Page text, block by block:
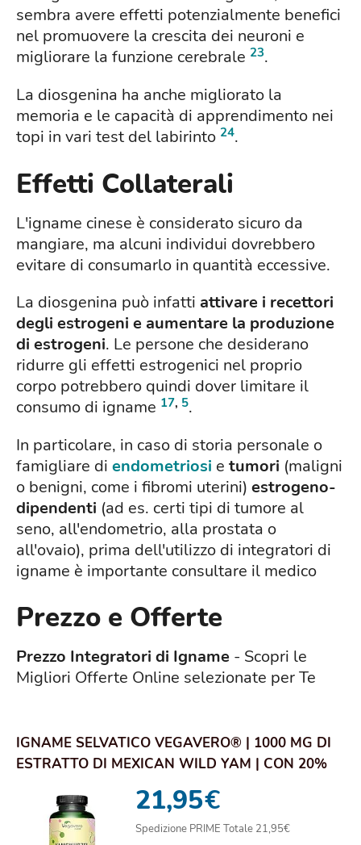
sembra avere effetti potenzialmente benefici
nel promuovere la crescita dei neuroni e
migliorare la funzione cerebrale 23.
La diosgenina ha anche migliorato la
memoria e le capacità di apprendimento nei
topi in vari test del labirinto 24.
Effetti Collaterali
L'igname cinese è considerato sicuro da
mangiare, ma alcuni individui dovrebbero
evitare di consumarlo in quantità eccessive.
La diosgenina può infatti attivare i recettori
degli estrogeni e aumentare la produzione
di estrogeni. Le persone che desiderano
ridurre gli effetti estrogenici nel proprio
corpo potrebbero quindi dover limitare il
consumo di igname 17, 5.
In particolare, in caso di storia personale o
famigliare di endometriosi e tumori (maligni
o benigni, come i fibromi uterini) estrogeno-
dipendenti (ad es. certi tipi di tumore al
seno, all'endometrio, alla prostata o
all'ovaio), prima dell'utilizzo di integratori di
igname è importante consultare il medico
Prezzo e Offerte
Prezzo Integratori di Igname - Scopri le
Migliori Offerte Online selezionate per Te
IGNAME SELVATICO VEGAVERO® | 1000 MG DI
ESTRATTO DI MEXICAN WILD YAM | CON 20%
21,95€
Spedizione PRIME Totale 21,95€